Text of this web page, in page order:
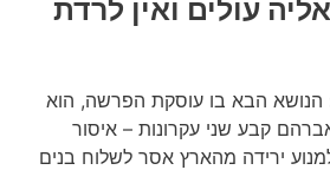
עולים ואין לרדת
הנושא הבא בו עוסקת הפרשה, הוא
קבע שני עקרונות – איסור
ירידה מהארץ אסר לשלוח בנים